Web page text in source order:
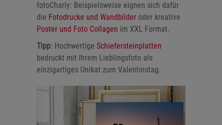
fotoCharly: Beispielsweise eignen sich dafür
die Fotodrucke und Wandbilder oder kreative
Poster und Foto Collagen im XXL Format.
Tipp: Hochwertige Schiefersteinplatten
bedruckt mit Ihrem Lieblingsfoto als
einzigartiges Unikat zum Valentinstag.